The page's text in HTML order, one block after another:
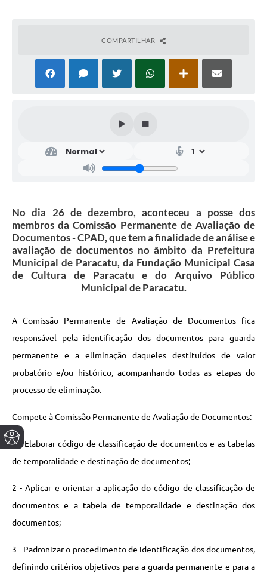
COMPARTILHAR
No dia 26 de dezembro, aconteceu a posse dos
membros da Comissão Permanente de Avaliação de
Documentos - CPAD, que tem a finalidade de análise e
avaliação de documentos no âmbito da Prefeitura
Municipal de Paracatu, da Fundação Municipal Casa
de Cultura de Paracatu e do Arquivo Público
Municipal de Paracatu.
A Comissão Permanente de Avaliação de Documentos fica
responsável pela identificação dos documentos para guarda
permanente e a eliminação daqueles destituídos de valor
probatório e/ou histórico, acompanhando todas as etapas do
processo de eliminação.
Compete à Comissão Permanente de Avaliação de Documentos:
1 - Elaborar código de classificação de documentos e as tabelas
de temporalidade e destinação de documentos;
2 - Aplicar e orientar a aplicação do código de classificação de
documentos e a tabela de temporalidade e destinação dos
documentos;
3 - Padronizar o procedimento de identificação dos documentos,
definindo critérios objetivos para a guarda permanente e para a